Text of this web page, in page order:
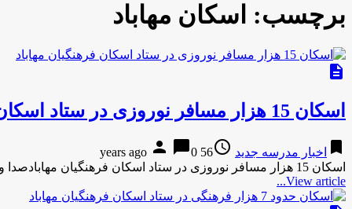
برچسب: اسکان مهاباد
description
اسکان 15 هزار مسافر نوروزی در ستاد اسکان فرهنگیان مهاباد
bookmark اخبار مدرسه جدید access_time
56 years ago
person chat_bubble0
اسکان 15 هزار مسافر نوروزی در ستاد اسکان فرهنگیان مهابادصدا و سیما-23 دقیقه پیش اسکان 15 هزار مسافر نوروزی در …
View article...